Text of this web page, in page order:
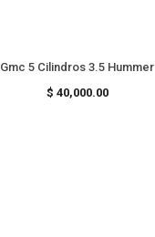
Gmc 5 Cilindros 3.5 Hummer
Precio
$ 40,000.00